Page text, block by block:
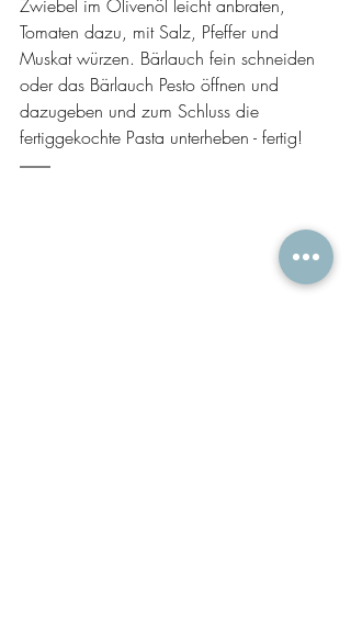
Zwiebel im Olivenöl leicht anbraten,
Tomaten dazu, mit Salz, Pfeffer und
Muskat würzen. Bärlauch fein schneiden
oder das Bärlauch Pesto öffnen und
dazugeben und zum Schluss die
fertiggekochte Pasta unterheben - fertig!